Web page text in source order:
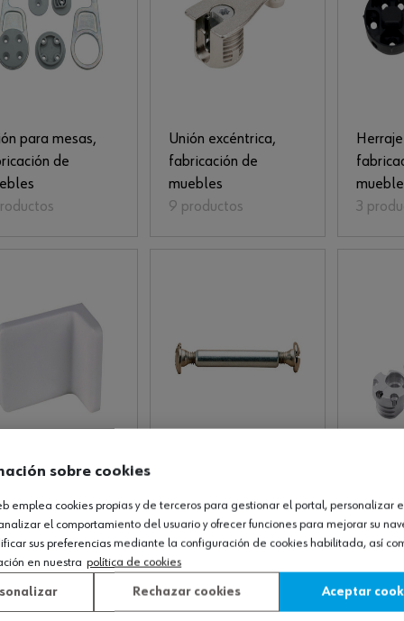
para mesas,
de
Unión excéntrica,
fabricación de
muebles
9 productos
3
de unión,
muebles, acc.
fabricac. de muebles
2 productos
fabric.
1
sobre cookies
emplea cookies propias y de terceros para gestionar el portal, personalizar
el comportamiento del usuario y ofrecer funciones para mejorar su
sus preferencias mediante la configuración de cookies habilitada, así
en nuestra política de cookies
Rechazar cookies Aceptar